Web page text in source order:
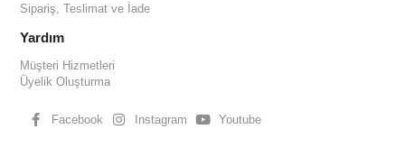
Sipariş, Teslimat ve İade
Yardım
Müşteri Hizmetleri
Üyelik Oluşturma
Facebook Instagram Youtube